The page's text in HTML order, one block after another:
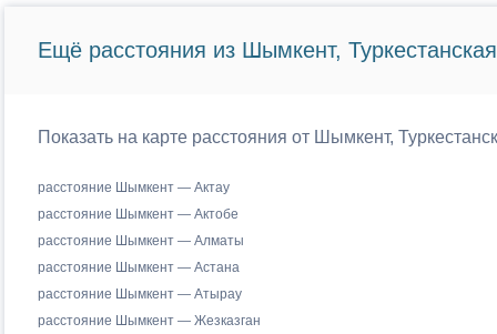
Ещё расстояния из Шымкент,
Показать на карте расстояния от Шымкент,
расстояние Шымкент — Актау
расстояние Шымкент — Актобе
расстояние Шымкент — Алматы
расстояние Шымкент — Астана
расстояние Шымкент — Атырау
расстояние Шымкент — Жезказган